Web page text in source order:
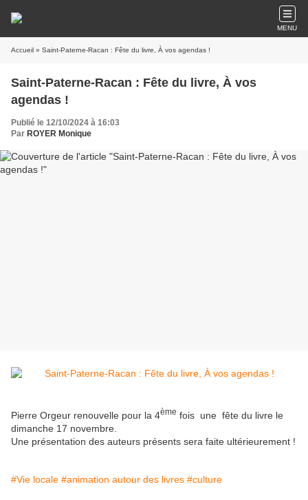
MENU
Accueil » Saint-Paterne-Racan : Fête du livre, À vos agendas !
Saint-Paterne-Racan : Fête du livre, À vos
agendas !
Publié le 12/10/2024 à 16:03
Par ROYER Monique
Pierre Orgeur renouvelle pour la 4ème fois une fête du livre le
dimanche 17 novembre.
Une présentation des auteurs présents sera faite ultérieurement !
#Vie locale #animation autour des livres #culture